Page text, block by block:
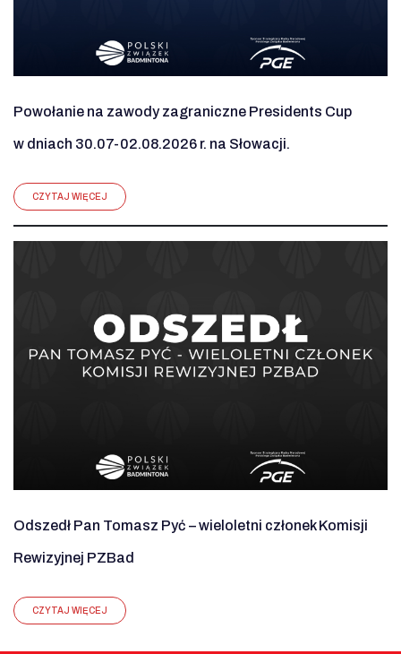
Powołanie na zawody zagraniczne Presidents Cup
w dniach 30.07-02.08.2026 r. na Słowacji.
CZYTAJ WIĘCEJ
Odszedł Pan Tomasz Pyć – wieloletni członek Komisji
Rewizyjnej PZBad
CZYTAJ WIĘCEJ